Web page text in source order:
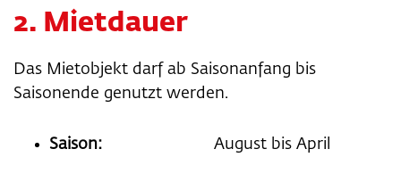
2. Mietdauer
Das Mietobjekt darf ab Saisonanfang bis
Saisonende genutzt werden.
Saison: August bis April